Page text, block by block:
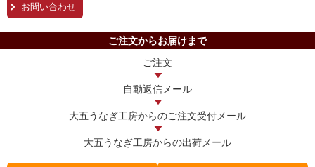
お問い合わせ
ご注文からお届けまで
ご注文
自動返信メール
大五うなぎ工房からのご注文受付メール
大五うなぎ工房からの出荷メール